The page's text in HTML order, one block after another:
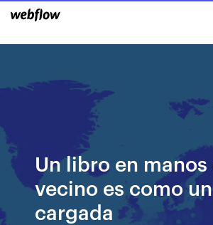
Un libro en
vecino es como
cargada